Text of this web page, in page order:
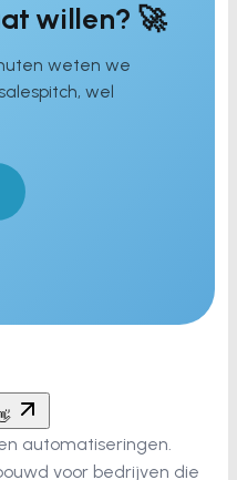
willen? 🚀
weten we
wel
automatiseringen.
voor bedrijven die